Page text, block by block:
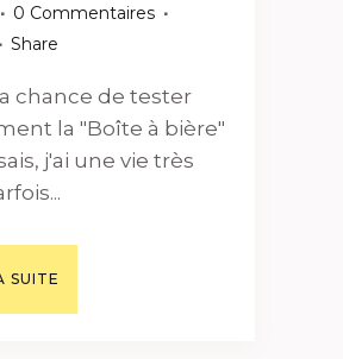
0 Commentaires
Share
chance de tester
la "Boîte à bière"
j'ai une vie très
SUITE